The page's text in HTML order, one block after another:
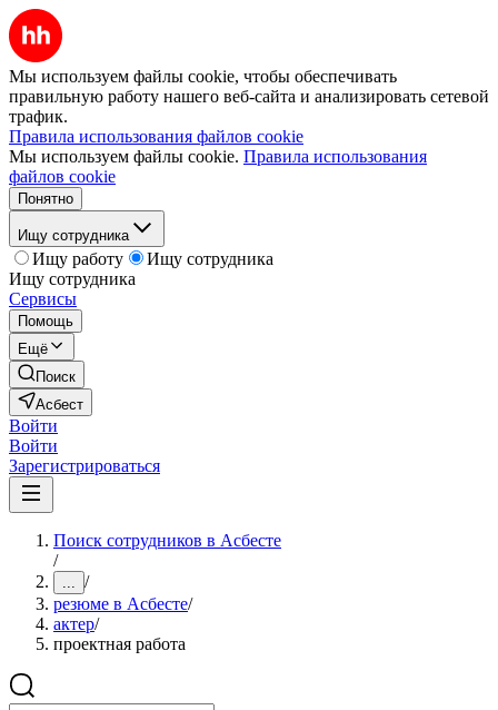
Мы используем файлы cookie, чтобы обеспечивать
правильную работу нашего веб-сайта и анализировать сетевой
трафик.
Правила использования файлов cookie
Мы используем файлы cookie. Правила использования
файлов cookie
Понятно
Ищу сотрудника
Ищу работу
Ищу сотрудника
Ищу сотрудника
Сервисы
Помощь
Ещё
Поиск
Асбест
Войти
Войти
Зарегистрироваться
Поиск сотрудников в Асбесте
/
... /
резюме в Асбесте/
актер/
проектная работа